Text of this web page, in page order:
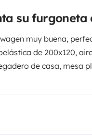
su furgoneta
muy buena,
de 200x120,
de casa, mesa
cocina ducha más
de 15l, 6 cajones de
utencilios de
plegable de aluminio